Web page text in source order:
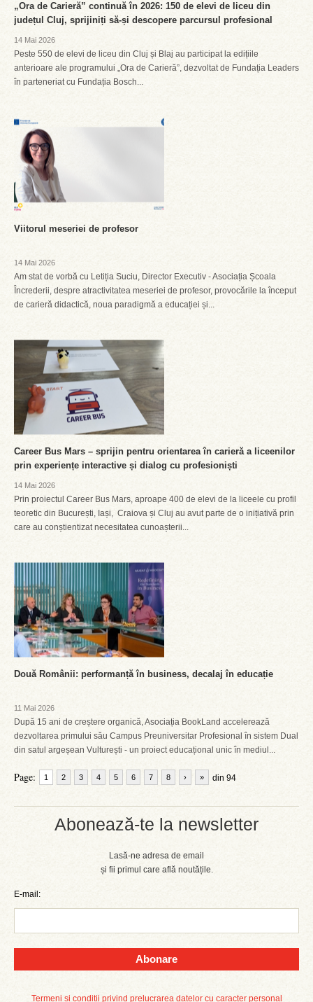
Abonează-te la newsletter
Lasă-ne adresa de email
și fii primul care află noutățile.
E-mail:
Abonare
Termeni și condiții privind prelucrarea datelor cu caracter personal
„Ora de Carieră” continuă în 2026: 150 de elevi de liceu din
județul Cluj, sprijiniți să-și descopere parcursul profesional
14 Mai 2026
Peste 550 de elevi de liceu din Cluj și Blaj au participat la edițiile
anterioare ale programului „Ora de Carieră”, dezvoltat de Fundația Leaders
în parteneriat cu Fundația Bosch...
Viitorul meseriei de profesor
14 Mai 2026
Am stat de vorbă cu Letiția Suciu, Director Executiv - Asociația Școala
Încrederii, despre atractivitatea meseriei de profesor, provocările la început
de carieră didactică, noua paradigmă a educației și...
Career Bus Mars – sprijin pentru orientarea în carieră a liceenilor
prin experiențe interactive și dialog cu profesioniști
14 Mai 2026
Prin proiectul Career Bus Mars, aproape 400 de elevi de la liceele cu profil
teoretic din București, Iași, Craiova și Cluj au avut parte de o inițiativă prin
care au conștientizat necesitatea cunoașterii...
Două Românii: performanță în business, decalaj în educație
11 Mai 2026
După 15 ani de creștere organică, Asociația BookLand accelerează
dezvoltarea primului său Campus Preuniversitar Profesional în sistem Dual
din satul argeșean Vulturești - un proiect educațional unic în mediul...
Page: 1 2 3 4 5 6 7 8 din 94
› »